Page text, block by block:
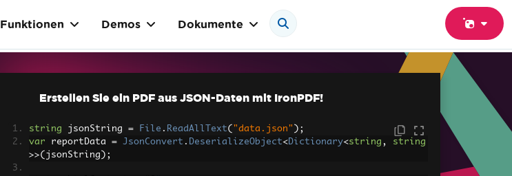
Funktionen Demos Dokumente
Erstellen Sie ein PDF aus JSON-Daten mit IronPDF!
string jsonString = File . ReadAllText( "data.json" );
var reportData = JsonConvert . DeserializeObject<Dictionary<string ,
string
>>( jsonString );